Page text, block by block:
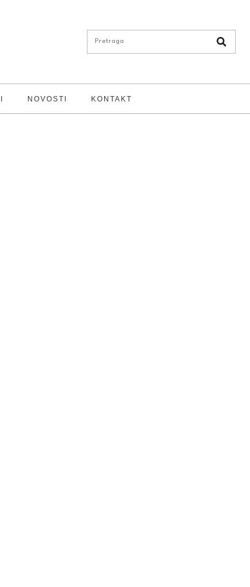
NOVOSTI KONTAKT